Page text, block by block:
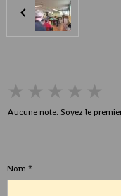
★ ★ ★ ★ ★
Aucune note. Soyez le
Nom